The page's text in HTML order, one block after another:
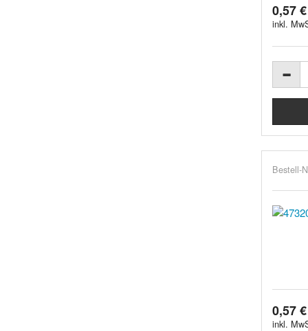
0,57 €
inkl.
Bestell-
0,57 €
inkl.